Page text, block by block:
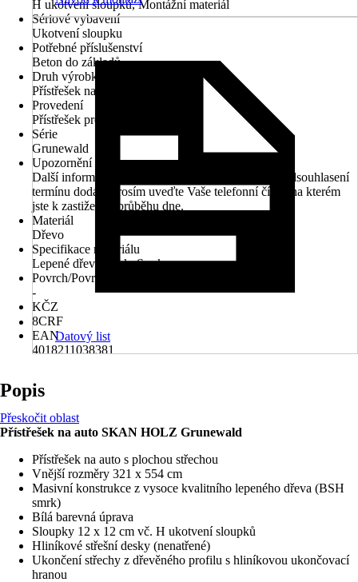
H ukotvení sloupků, Montážní materiál
Sériové vybavení
Ukotvení sloupku
Potřebné příslušenství
Beton do základů
Druh výrobku
Přístřešek na auto
Provedení
Přístřešek pro jedno auto
Série
Grunewald
Upozornění
Další informace naleznete v technickém listu. Pro odsouhlasení
termínu dodání prosím uveďte Vaše telefonní číslo, na kterém
jste k zastižení v průběhu dne.
Materiál
Dřevo
Specifikace materiálu
Lepené dřevo-smrk, Smrk
Povrch/Povrchová úprava
-
KČZ
8CRF
EAN
4018211038381
Datový list
Popis
Přeskočit oblast
Přístřešek na auto SKAN HOLZ Grunewald
Přístřešek na auto s plochou střechou
Vnější rozměry 321 x 554 cm
Masivní konstrukce z vysoce kvalitního lepeného dřeva (BSH
smrk)
Bílá barevná úprava
Sloupky 12 x 12 cm vč. H ukotvení sloupků
Hliníkové střešní desky (nenatřené)
Ukončení střechy z dřevěného profilu s hliníkovou ukončovací
hranou